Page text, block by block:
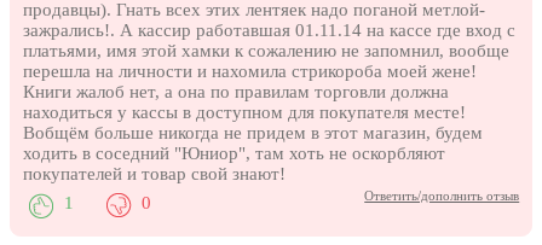
продавцы). Гнать всех этих лентяек надо поганой метлой-
зажрались!. А кассир работавшая 01.11.14 на кассе где вход с
платьями, имя этой хамки к сожалению не запомнил, вообще
перешла на личности и нахомила стрикороба моей жене!
Книги жалоб нет, а она по правилам торговли должна
находиться у кассы в доступном для покупателя месте!
Вобщём больше никогда не придем в этот магазин, будем
ходить в соседний "Юниор", там хоть не оскорбляют
покупателей и товар свой знают!
Ответить/дополнить отзыв
1 0